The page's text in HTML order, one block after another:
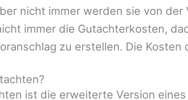
nicht immer werden sie von
immer die Gutachterkosten,
zu erstellen. Die
ist die erweiterte Version